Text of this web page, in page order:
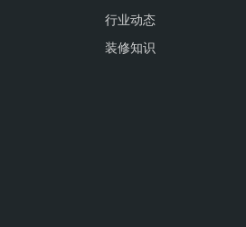
行业动态
装修知识